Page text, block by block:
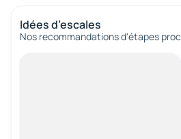
Idées d’escales
Nos recommandations d'étapes